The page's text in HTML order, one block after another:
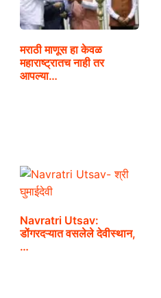
मराठी माणूस हा केवळ
महाराष्ट्रातच नाही तर
आपल्या…
Navratri Utsav:
डोंगरदऱ्यात वसलेले देवीस्थान,
…